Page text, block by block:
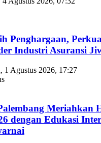
Penghargaan,
Industri Asuransi
1 Agustus 2026, 17:27
Meriahkan
dengan Edukasi